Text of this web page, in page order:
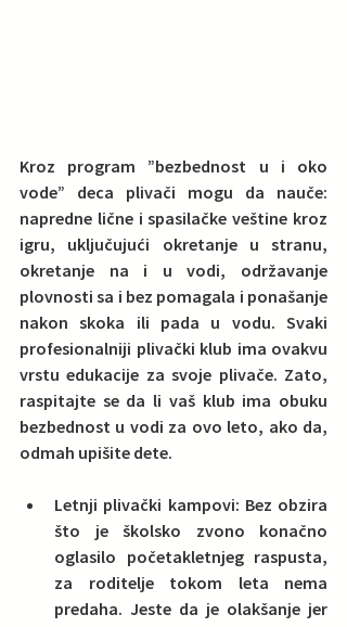
Kroz program ”bezbednost u i oko
vode” deca plivači mogu da nauče:
napredne lične i spasilačke veštine kroz
igru, uključujući okretanje u stranu,
okretanje na i u vodi, održavanje
plovnosti sa i bez pomagala i ponašanje
nakon skoka ili pada u vodu. Svaki
profesionalniji plivački klub ima ovakvu
vrstu edukacije za svoje plivače. Zato,
raspitajte se da li vaš klub ima obuku
bezbednost u vodi za ovo leto, ako da,
odmah upišite dete.
Letnji plivački kampovi: Bez obzira
što je školsko zvono konačno
oglasilo početakletnjeg raspusta,
za roditelje tokom leta nema
predaha. Jeste da je olakšanje jer